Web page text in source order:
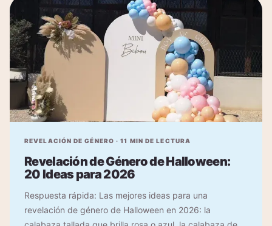
REVELACIÓN DE GÉNERO ·11 MIN DE LECTURA
Revelación de Género de Halloween:
20 Ideas para 2026
Respuesta rápida: Las mejores ideas para una
revelación de género de Halloween en 2026: la